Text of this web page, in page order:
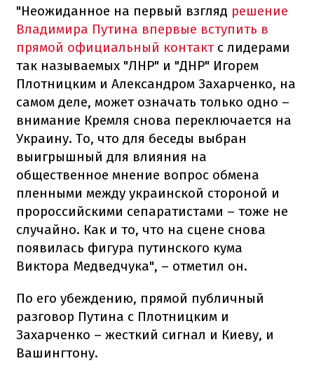
"Неожиданное на первый взгляд решение
Владимира Путина впервые вступить в
прямой официальный контактс лидерами
так называемых "ЛНР" и "ДНР" Игорем
Плотницким и Александром Захарченко, на
самом деле, может означать только одно –
внимание Кремля снова переключается на
Украину. То, что для беседы выбран
выигрышный для влияния на
общественное мнение вопрос обмена
пленными между украинской стороной и
пророссийскими сепаратистами – тоже не
случайно. Как и то, что на сцене снова
появилась фигура путинского кума
Виктора Медведчука", – отметил он.
По его убеждению, прямой публичный
разговор Путина с Плотницким и
Захарченко – жесткий сигнал и Киеву, и
Вашингтону.